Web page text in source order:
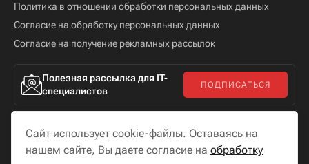
Политика в отношении обработки персональных данных
Согласие на обработку персональных данных
Согласие на получение рекламных рассылок
Полезная рассылка для IT-
специалистов
ПОДПИСАТЬСЯ
Сайт использует cookie-файлы. Оставаясь на
нашем сайте, Вы даете согласие на обработку